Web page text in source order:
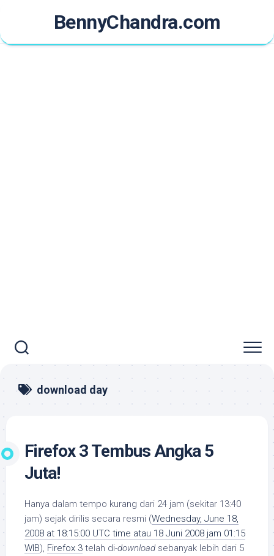
content
BennyChandra.com
download day
Firefox 3 Tembus Angka 5
Juta!
Hanya dalam tempo kurang dari 24 jam (sekitar 13:40
jam) sejak dirilis secara resmi (Wednesday, June 18,
2008 at 18:15:00 UTC time atau 18 Juni 2008 jam 01:15
WIB), Firefox 3 telah di-download sebanyak lebih dari 5